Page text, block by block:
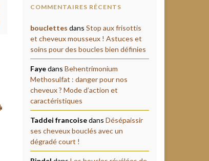
COMMENTAIRES RÉCENTS
bouclettes dans Stop aux frisottis
et cheveux mousseux ! Astuces et
soins pour des boucles bien définies
Fayedans Behentrimonium
Methosulfat : danger pour nos
cheveux ? Mode d’action et
caractéristiques
Taddei francoisedans Désépaissir
ses cheveux bouclés avec un
dégradé court !